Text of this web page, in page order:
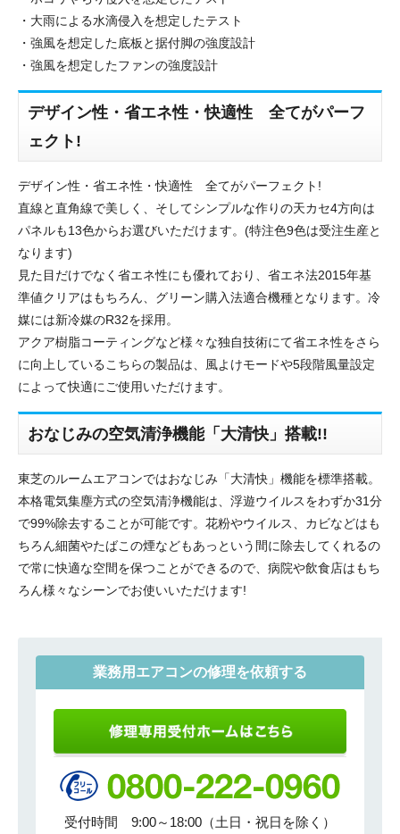
・大雨による水滴侵入を想定したテスト
・強風を想定した底板と据付脚の強度設計
・強風を想定したファンの強度設計
デザイン性・省エネ性・快適性 全てがパーフ
ェクト!
デザイン性・省エネ性・快適性 全てがパーフェクト!
直線と直角線で美しく、そしてシンプルな作りの天カセ4方向は
パネルも13色からお選びいただけます。(特注色9色は受注生産と
なります)
見た目だけでなく省エネ性にも優れており、省エネ法2015年基
準値クリアはもちろん、グリーン購入法適合機種となります。冷
媒には新冷媒のR32を採用。
アクア樹脂コーティングなど様々な独自技術にて省エネ性をさら
に向上しているこちらの製品は、風よけモードや5段階風量設定
によって快適にご使用いただけます。
おなじみの空気清浄機能「大清快」搭載!!
東芝のルームエアコンではおなじみ「大清快」機能を標準搭載。
本格電気集塵方式の空気清浄機能は、浮遊ウイルスをわずか31分
で99%除去することが可能です。花粉やウイルス、カビなどはも
ちろん細菌やたばこの煙などもあっという間に除去してくれるの
で常に快適な空間を保つことができるので、病院や飲食店はもち
ろん様々なシーンでお使いいただけます!
業務用エアコンの修理を依頼する
受付時間 9:00～18:00（土日・祝日を除く）